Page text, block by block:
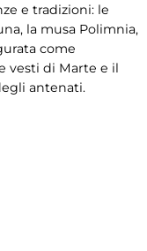
e tradizioni: le
la musa Polimnia,
come
vesti di Marte e il
antenati.